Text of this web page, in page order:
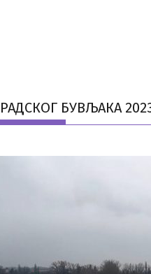
БУВЉАКА